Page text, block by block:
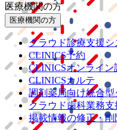
医療機関の方
医療機関の方
クラウド診療支援シ
CLINICS予約
CLINICSオンライン
CLINICSカルテ
調剤薬局向け統合
クラウド歯科業務支
掲載情報の修正・削